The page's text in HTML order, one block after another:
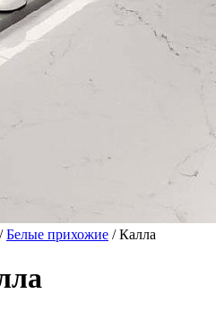
/Белые прихожие / Калла